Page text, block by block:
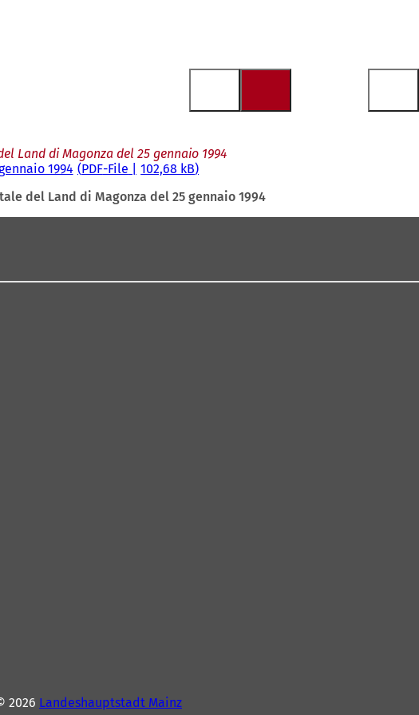
Land di Magonza del 25 gennaio 1994
1994 PDF-File 102,68 kB
del Land di Magonza del 25 gennaio 1994
2026 Landeshauptstadt Mainz